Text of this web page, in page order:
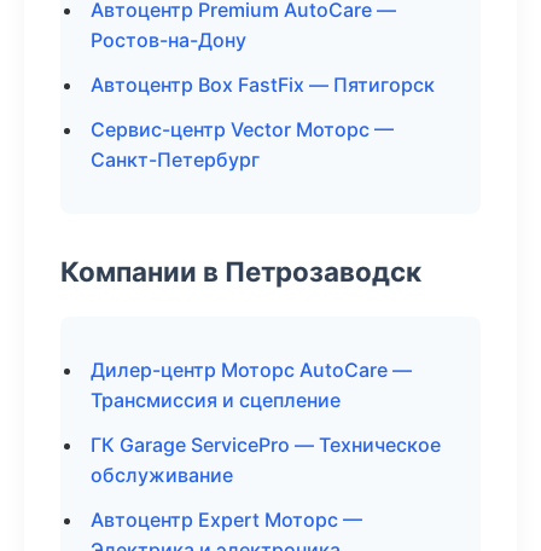
Автоцентр Premium AutoCare —
Ростов-на-Дону
Автоцентр Box FastFix — Пятигорск
Сервис-центр Vector Моторс —
Санкт-Петербург
Компании в Петрозаводск
Дилер-центр Моторс AutoCare —
Трансмиссия и сцепление
ГК Garage ServicePro — Техническое
обслуживание
Автоцентр Expert Моторс —